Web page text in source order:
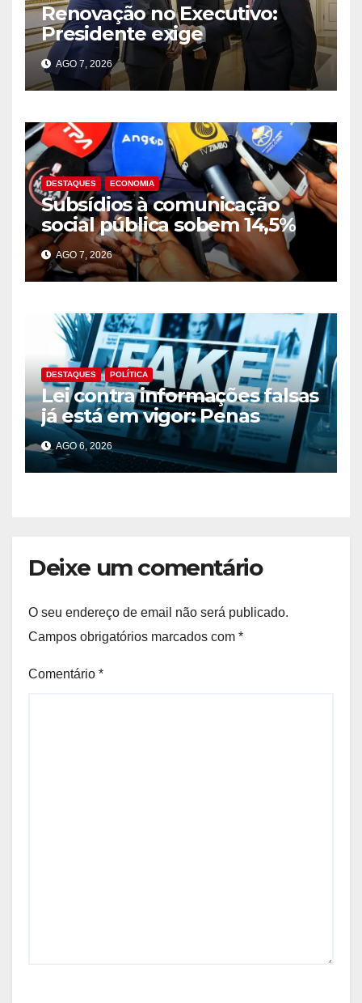
Renovação no Executivo:
Presidente exige
compromisso na resolução
dos problemas do país
durante acto de posse
AGO 7, 2026
DESTAQUES ECONOMIA
Subsídios à comunicação
social pública sobem 14,5%
para 39,2 mil milhões Kz em
2025
AGO 7, 2026
DESTAQUES POLÍTICA
Lei contra informações falsas
já está em vigor: Penas
podem chegar aos 10 anos
de prisão
AGO 6, 2026
Deixe um comentário
O seu endereço de email não será publicado.
Campos obrigatórios marcados com *
Comentário *